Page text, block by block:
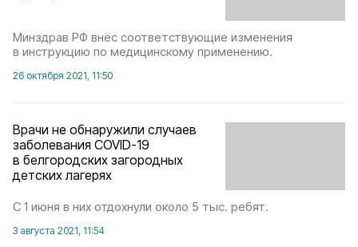
Минздрав РФ внёс соответствующие изменения
в инструкцию по медицинскому применению.
26 октября 2021, 11:50
Врачи не обнаружили случаев
заболевания COVID-19
в белгородских загородных
детских лагерях
С 1 июня в них отдохнули около 5 тыс. ребят.
3 августа 2021, 11:54